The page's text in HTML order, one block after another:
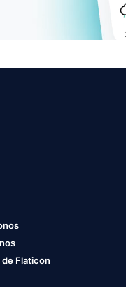
Flaticon